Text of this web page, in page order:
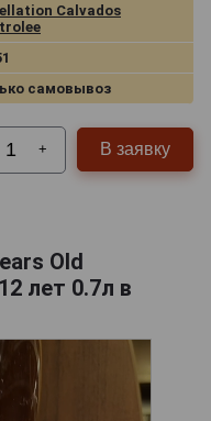
Calvados
самовывоз
+ В заявку
Old
лет 0.7л в